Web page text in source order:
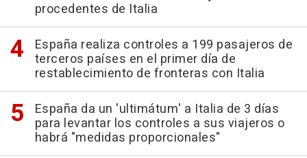
procedentes de Italia
España realiza controles a 199 pasajeros de
terceros países en el primer día de
restablecimiento de fronteras con Italia
España da un 'ultimátum' a Italia de 3 días
para levantar los controles a sus viajeros o
habrá "medidas proporcionales"